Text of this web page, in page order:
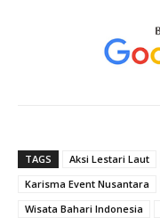
TAGS Aksi Lestari Laut
Karisma Event Nusantara
Wisata Bahari Indonesia